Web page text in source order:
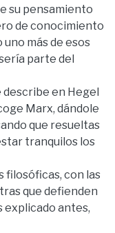
su pensamiento
de conocimiento
más de esos
parte del
describe en Hegel
Marx, dándole
que resueltas
tranquilos los
filosóficas, con las
que defienden
explicado antes,